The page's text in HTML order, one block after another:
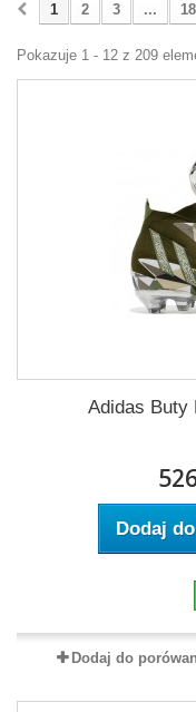
1 2 3 ... 18
Pokazuje 1 - 12 z 209
Adidas Buty
Dodaj
Dodaj do